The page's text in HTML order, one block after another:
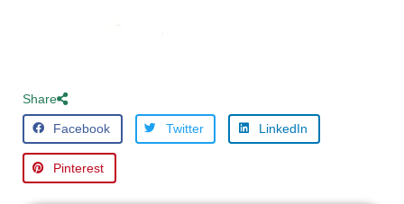
Share
Facebook Twitter LinkedIn
Pinterest